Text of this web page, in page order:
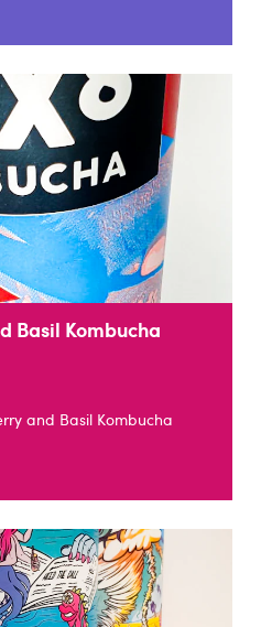
Basil Kombucha
and Basil Kombucha